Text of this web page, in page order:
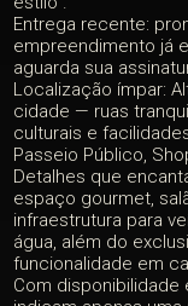
Entrega recente:
empreendimento já
aguarda sua
Localização ímpar:
cidade — ruas
culturais e
Passeio Público,
Detalhes que
espaço gourmet,
infraestrutura para
água, além do
funcionalidade em
Com disponibilidade